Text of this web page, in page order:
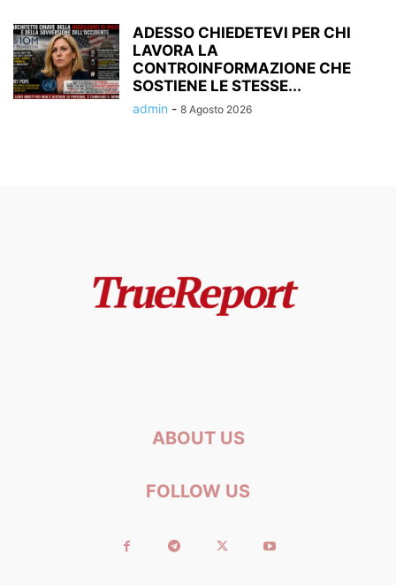
ADESSO CHIEDETEVI PER CHI
LAVORA LA
CONTROINFORMAZIONE CHE
SOSTIENE LE STESSE...
admin - 8 Agosto 2026
ABOUT US
FOLLOW US